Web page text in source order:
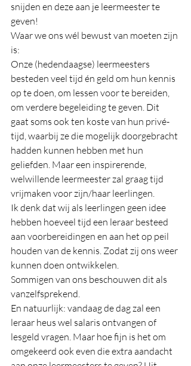
snijden en deze aan je leermeester te
geven!
Waar we ons wél bewust van moeten zijn
is:
Onze (hedendaagse) leermeesters
besteden veel tijd én geld om hun kennis
op te doen, om lessen voor te bereiden,
om verdere begeleiding te geven. Dit
gaat soms ook ten koste van hun privé-
tijd, waarbij ze die mogelijk doorgebracht
hadden kunnen hebben met hun
geliefden. Maar een inspirerende,
welwillende leermeester zal graag tijd
vrijmaken voor zijn/haar leerlingen.
Ik denk dat wij als leerlingen geen idee
hebben hoeveel tijd een leraar besteed
aan voorbereidingen en aan het op peil
houden van de kennis. Zodat zij ons weer
kunnen doen ontwikkelen.
Sommigen van ons beschouwen dit als
vanzelfsprekend.
En natuurlijk: vandaag de dag zal een
leraar heus wel salaris ontvangen of
lesgeld vragen. Maar hoe fijn is het om
omgekeerd ook even die extra aandacht